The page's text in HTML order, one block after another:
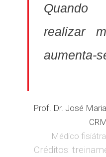
realizar
aumenta-
Prof. Dr. José
Médico
Créditos: